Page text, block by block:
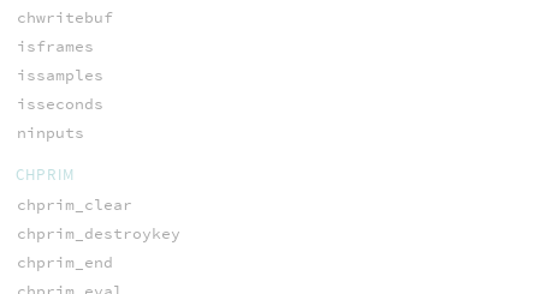
chwritebuf
isframes
issamples
isseconds
ninputs
CHPRIM
chprim_clear
chprim_destroykey
chprim_end